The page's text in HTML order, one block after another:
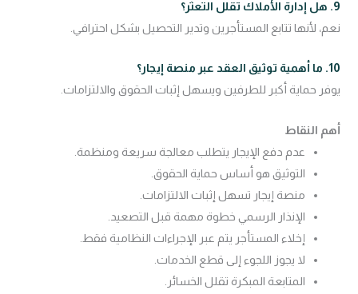
9. هل إدارة الأملاك تقلل التعثر؟
نعم، لأنها تتابع المستأجرين وتدير التحصيل بشكل احترافي.
10. ما أهمية توثيق العقد عبر منصة إيجار؟
يوفر حماية أكبر للطرفين ويسهل إثبات الحقوق والالتزامات.
أهم النقاط
عدم دفع الإيجار يتطلب معالجة سريعة ومنظمة.
التوثيق هو أساس حماية الحقوق.
منصة إيجار تسهل إثبات الالتزامات.
الإنذار الرسمي خطوة مهمة قبل التصعيد.
إخلاء المستأجر يتم عبر الإجراءات النظامية فقط.
لا يجوز اللجوء إلى قطع الخدمات.
المتابعة المبكرة تقلل الخسائر.